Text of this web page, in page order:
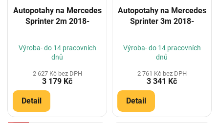
Autopotahy na Mercedes
Sprinter 2m 2018-
Výroba- do 14 pracovních
dnů
2 627 Kč bez DPH
3 179 Kč
Detail
Autopotahy na Mercedes
Sprinter 3m 2018-
Výroba- do 14 pracovních
dnů
2 761 Kč bez DPH
3 341 Kč
Detail